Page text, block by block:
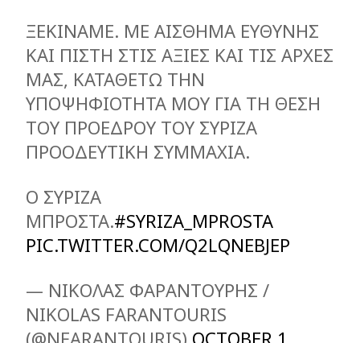
ΞΕΚΙΝΑΜΕ. ΜΕ ΑΙΣΘΗΜΑ ΕΥΘΥΝΗΣ
ΚΑΙ ΠΙΣΤΗ ΣΤΙΣ ΑΞΙΕΣ ΚΑΙ ΤΙΣ ΑΡΧΕΣ
ΜΑΣ, ΚΑΤΑΘΕΤΩ ΤΗΝ
ΥΠΟΨΗΦΙΟΤΗΤΑ ΜΟΥ ΓΙΑ ΤΗ ΘΕΣΗ
ΤΟΥ ΠΡΟΕΔΡΟΥ ΤΟΥ ΣΥΡΙΖΑ
ΠΡΟΟΔΕΥΤΙΚΗ ΣΥΜΜΑΧΙΑ.
Ο ΣΥΡΙΖΑ
ΜΠΡΟΣΤΑ.#SYRIZA_MPROSTA
PIC.TWITTER.COM/Q2LQNEBJEP
— ΝΙΚΟΛΑΣ ΦΑΡΑΝΤΟΥΡΗΣ /
NIKOLAS FARANTOURIS
(@NFARANTOURIS) OCTOBER 1,